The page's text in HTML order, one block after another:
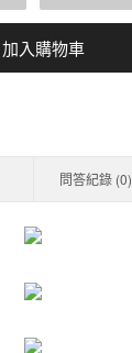
加入購物車
問答紀錄 (0)